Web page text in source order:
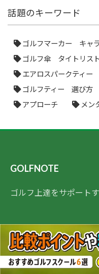
話題のキーワード
ゴルフマーカー キャ
ゴルフ傘 タイトリスト
エアロスパークティー
ゴルフティー 選び方
アプローチ
メン
GOLFNOTE
ゴルフ上達をサポート
カテゴリ
ドライバー